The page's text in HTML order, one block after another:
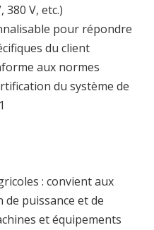
V, etc.)
pour répondre
du client
aux normes
du système de
: convient aux
puissance et de
et équipements